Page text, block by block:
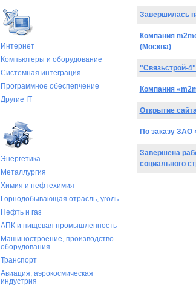
Интернет
Компьютеры и оборудование
Системная интеграция
Программное обеспепчение
Другие IT
Энергетика
Металлургия
Химия и нефтехимия
Горнодобывающая отрасль, уголь
Нефть и газ
АПК и пищевая промышленность
Машиностроение, производство
оборудования
Транспорт
Авиация, аэрокосмическая
индустрия
Завершилась
Компания
(Москва)
"Связьстрой-
Компания
Открытие
По заказу ЗАО
Завершена
социального